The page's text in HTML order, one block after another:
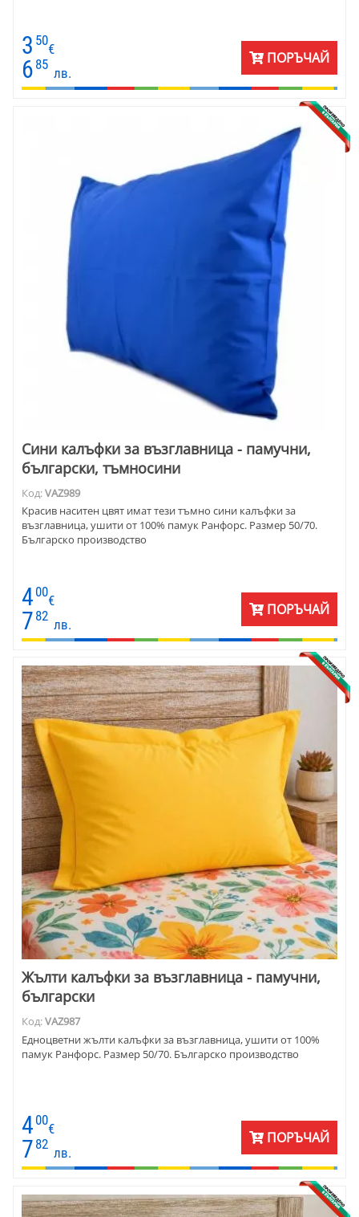
3 50
€
6 85
лв.
ПОРЪЧАЙ
Сини калъфки за възглавница - памучни,
български, тъмносини
Код:VAZ989
Красив наситен цвят имат тези тъмно сини калъфки за
възглавница, ушити от 100% памук Ранфорс. Размер 50/70.
Българско производство
4 00
€
7 82
лв.
ПОРЪЧАЙ
Жълти калъфки за възглавница - памучни,
български
Код:VAZ987
Едноцветни жълти калъфки за възглавница, ушити от 100%
памук Ранфорс. Размер 50/70. Българско производство
4 00
€
7 82
лв.
ПОРЪЧАЙ